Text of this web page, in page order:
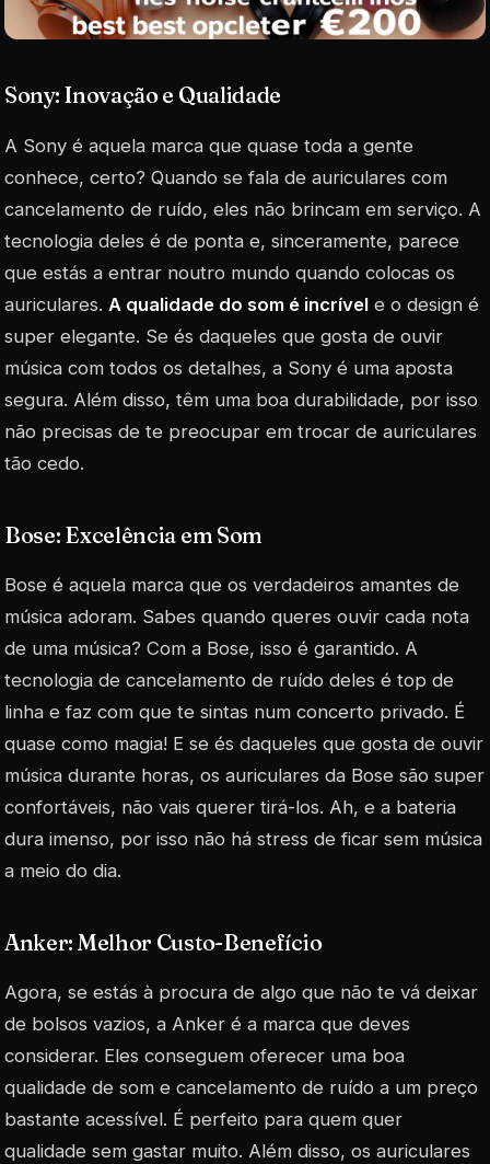
Sony: Inovação e Qualidade
A Sony é aquela marca que quase toda a gente
conhece, certo? Quando se fala de auriculares com
cancelamento de ruído, eles não brincam em serviço. A
tecnologia deles é de ponta e, sinceramente, parece
que estás a entrar noutro mundo quando colocas os
auriculares. A qualidade do som é incrível e o design é
super elegante. Se és daqueles que gosta de ouvir
música com todos os detalhes, a Sony é uma aposta
segura. Além disso, têm uma boa durabilidade, por isso
não precisas de te preocupar em trocar de auriculares
tão cedo.
Bose: Excelência em Som
Bose é aquela marca que os verdadeiros amantes de
música adoram. Sabes quando queres ouvir cada nota
de uma música? Com a Bose, isso é garantido. A
tecnologia de cancelamento de ruído deles é top de
linha e faz com que te sintas num concerto privado. É
quase como magia! E se és daqueles que gosta de ouvir
música durante horas, os auriculares da Bose são super
confortáveis, não vais querer tirá-los. Ah, e a bateria
dura imenso, por isso não há stress de ficar sem música
a meio do dia.
Anker: Melhor Custo-Benefício
Agora, se estás à procura de algo que não te vá deixar
de bolsos vazios, a Anker é a marca que deves
considerar. Eles conseguem oferecer uma boa
qualidade de som e cancelamento de ruído a um preço
bastante acessível. É perfeito para quem quer
qualidade sem gastar muito. Além disso, os auriculares